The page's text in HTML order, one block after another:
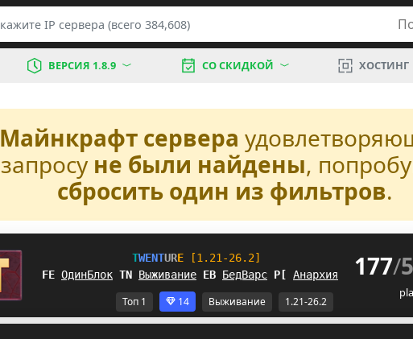
ВЕРСИЯ 1.8.9 СО СКИДКОЙ ХОСТИНГ
Майнкрафт сервера
запросу не были найдены,
сбросить один из фильтров.
TWENTURE
[1.21-26.2]
NO ОдинБлок ED Выживание UW БедВарс C I Анархия 177/
Топ 1 14 Выживание 1.21-26.2